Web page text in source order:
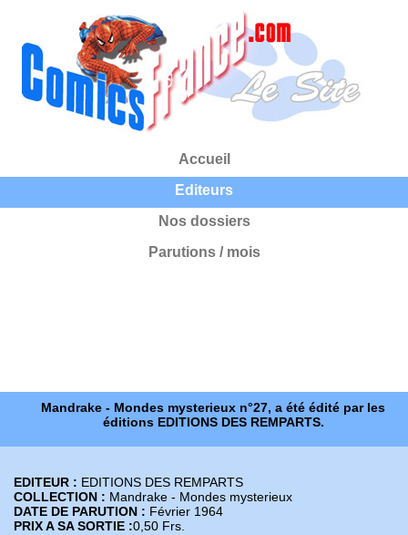
Accueil
Editeurs
Nos dossiers
Parutions / mois
Mandrake - Mondes mysterieux n°27, a été édité par les
éditions EDITIONS DES REMPARTS.
EDITEUR : EDITIONS DES REMPARTS
COLLECTION : Mandrake - Mondes mysterieux
DATE DE PARUTION : Février 1964
PRIX A SA SORTIE :0,50 Frs.